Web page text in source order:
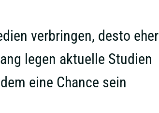
verbringen, desto eher
legen aktuelle Studien
eine Chance sein